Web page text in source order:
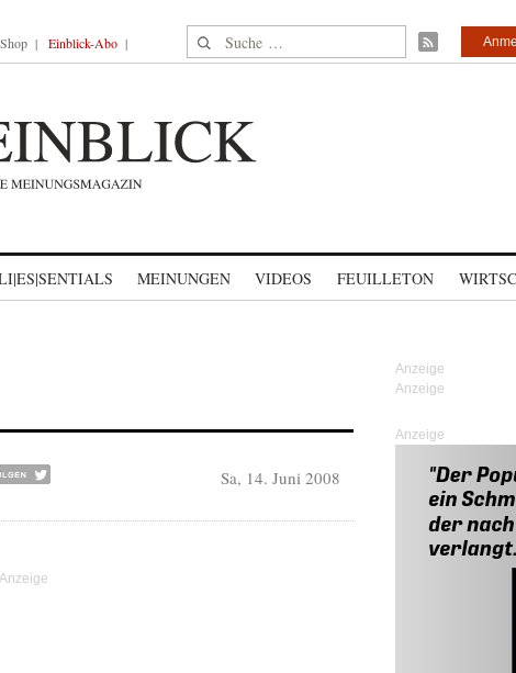
Shop Einblick-Abo Suche nach:
MEINUNGEN VIDEOS FEUILLETON
Sa, 14. Juni 2008
Anzeige